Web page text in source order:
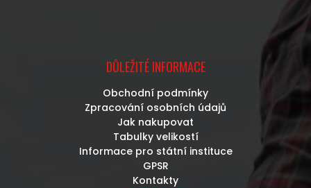
DŮLEŽITÉ INFORMACE
Obchodní podmínky
Zpracování osobních údajů
Jak nakupovat
Tabulky velikostí
Informace pro státní instituce
GPSR
Kontakty